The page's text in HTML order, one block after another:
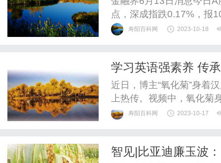
点，深成指跌0.17%，报
寿阳百科网 2023-10-18
学习英语强素养 传
近日，博主“氧化菊”身着
上热传。视频中，氧化菊
寿阳百科网 2023-10-17
智见|比亚迪廉玉波